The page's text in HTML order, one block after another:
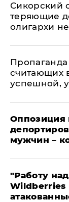
Сикорский
теряющие
олигархи
считающих
успешной,
Оппозиция
мужчин –
"Работу
Wildberries